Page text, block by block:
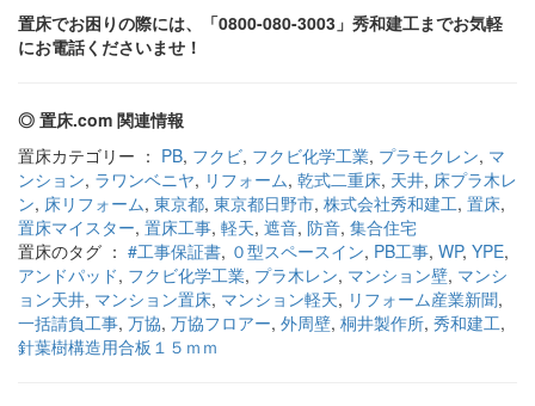
置床でお困りの際には、「0800-080-3003」秀和建工までお気軽
にお電話くださいませ！
◎ 置床.com 関連情報
置床カテゴリー ： PB, フクビ, フクビ化学工業, プラモクレン, マ
ンション, ラワンベニヤ, リフォーム, 乾式二重床, 天井, 床プラ木レ
ン, 床リフォーム, 東京都, 東京都日野市, 株式会社秀和建工, 置床,
置床マイスター, 置床工事, 軽天, 遮音, 防音, 集合住宅
置床のタグ ： #工事保証書, ０型スペースイン, PB工事, WP, YPE,
アンドパッド, フクビ化学工業, プラ木レン, マンション壁, マンシ
ョン天井, マンション置床, マンション軽天, リフォーム産業新聞,
一括請負工事, 万協, 万協フロアー, 外周壁, 桐井製作所, 秀和建工,
針葉樹構造用合板１５ｍｍ